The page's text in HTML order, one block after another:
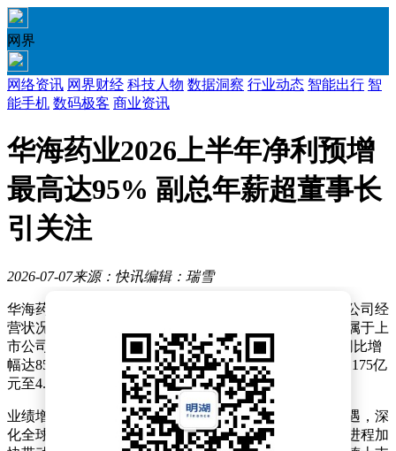
网界
网络资讯 网界财经 科技人物 数据洞察 行业动态 智能出行 智
能手机 数码极客 商业资讯
华海药业2026上半年净利预增
最高达95% 副总年薪超董事长
引关注
2026-07-07来源：快讯编辑：瑞雪
华海药业近日披露了2026年半年度业绩预增公告，显示公司经
营状况持续向好。根据财务部门初步测算，报告期内归属于上
市公司股东的净利润预计达到7.565亿元至7.985亿元，同比增
幅达85%至95%；扣除非经常性损益后的净利润预计在4.175亿
元至4.545亿元之间，同比增长15%至25%。
业绩增长主要得益于多方面因素：公司积极把握市场机遇，深
化全球销售网络布局，客户群体持续扩大，新产品放量进程加